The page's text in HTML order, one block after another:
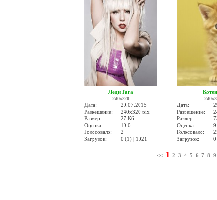
Леди Гага
240x320
Дата:
29.07.2015
Разрешение:
240x320 pix
Размер:
27 Кб
Оценка:
10.0
Голосовало:
2
Загрузок:
0 (1) | 1021
Дата:
Разрешение:
Размер:
Оценка:
Голосовало:
Загрузок:
0
<< 1 2 3 4 5 6 7 8 9